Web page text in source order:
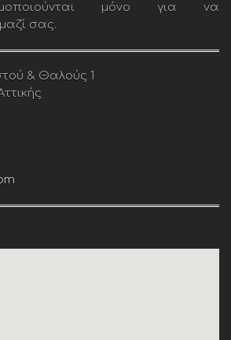
μόνο για να
σας.
& Θαλούς 1